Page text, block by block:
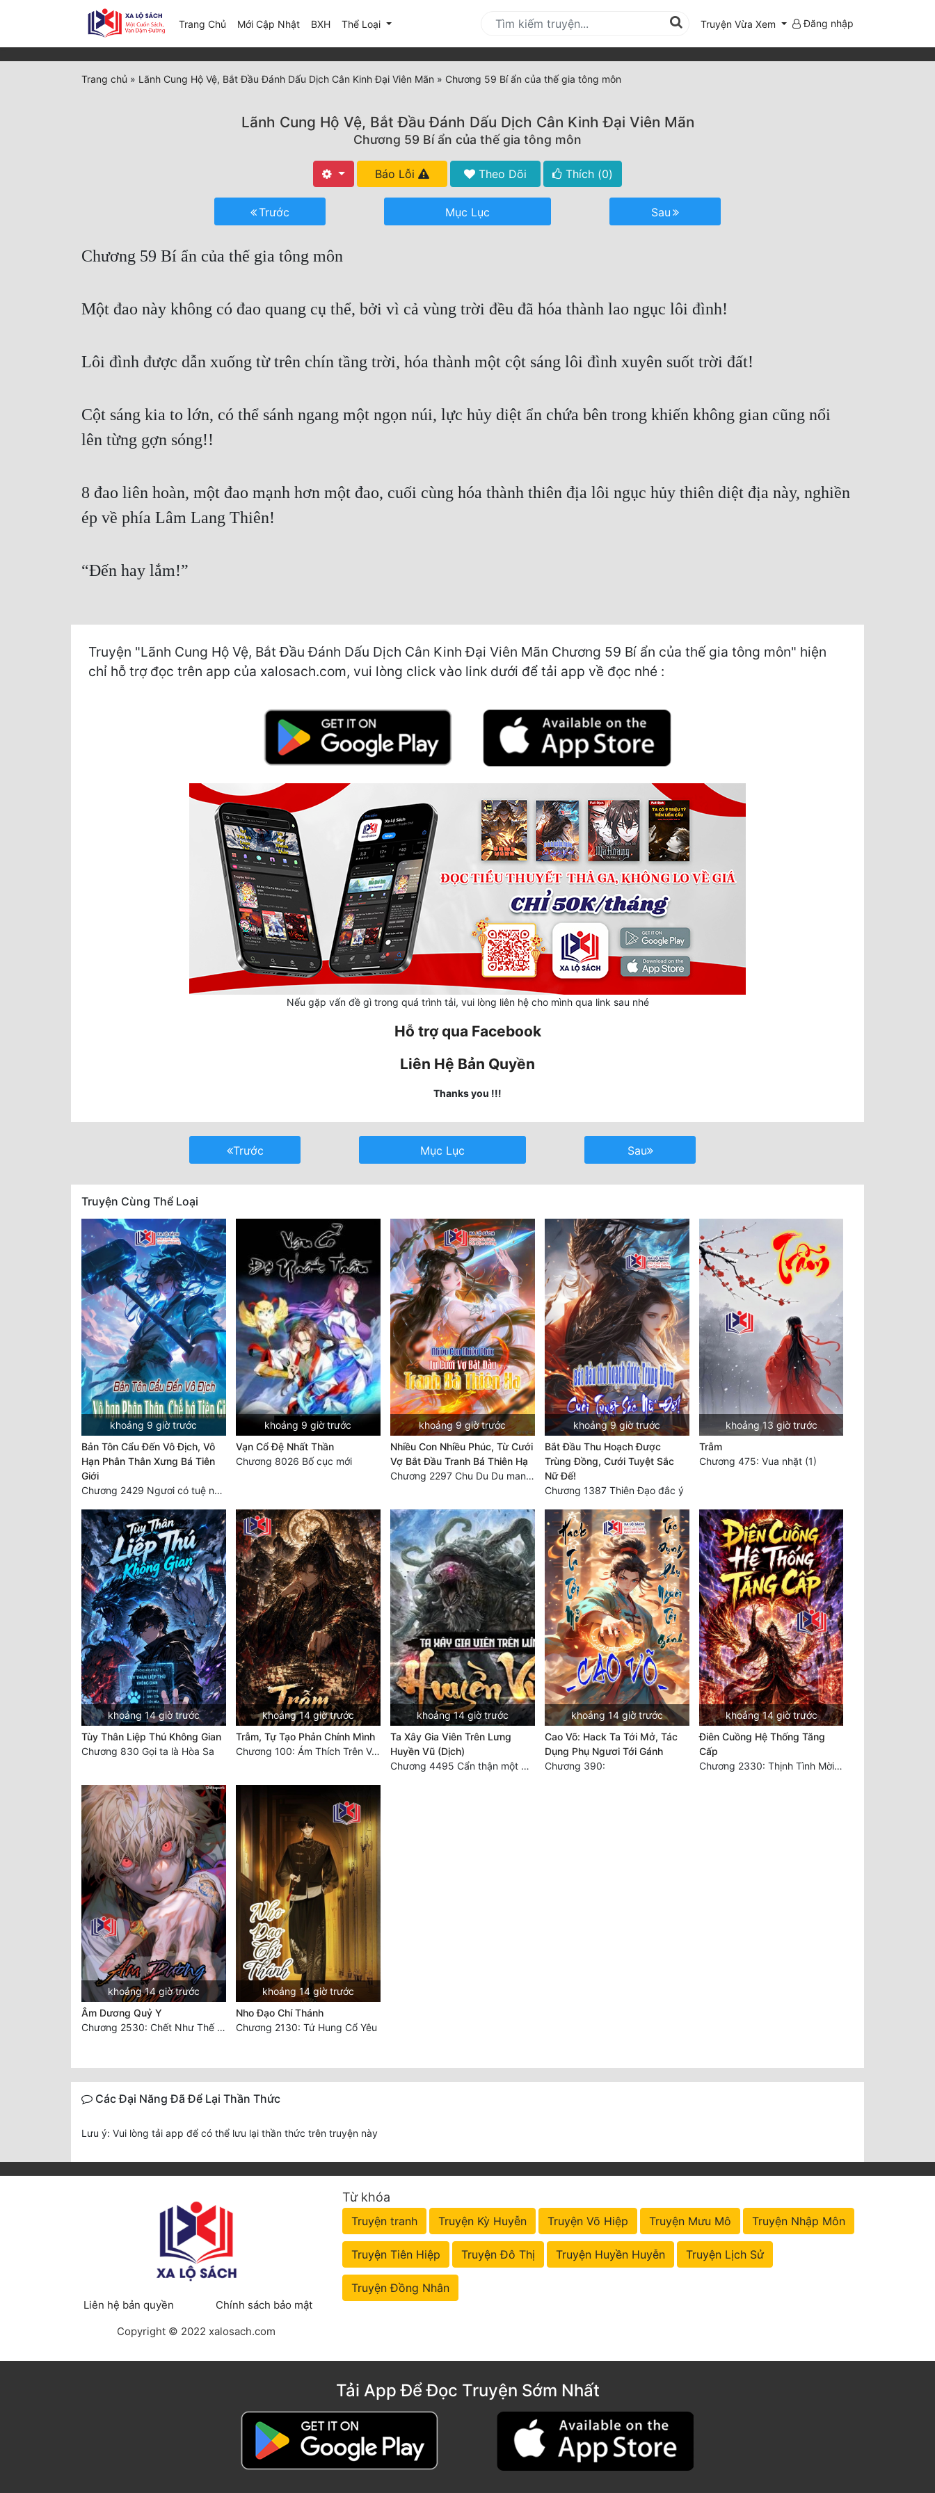
Trang Chủ Mới Cập Nhật(current)
BXH Thể Loại Truyện Vừa Xem Đăng nhập
Trang chủ » Lãnh Cung Hộ Vệ, Bắt Đầu Đánh Dấu Dịch Cân Kinh Đại Viên Mãn » Chương 59 Bí ẩn của thế gia tông môn
Lãnh Cung Hộ Vệ, Bắt Đầu Đánh Dấu Dịch Cân Kinh Đại Viên Mãn
Chương 59 Bí ẩn của thế gia tông môn
Báo Lỗi Theo Dõi Thích (0)
Trước Mục Lục Sau
Chương 59 Bí ẩn của thế gia tông môn
Một đao này không có đao quang cụ thể, bởi vì cả vùng trời đều đã hóa thành lao ngục lôi đình!
Lôi đình được dẫn xuống từ trên chín tầng trời, hóa thành một cột sáng lôi đình xuyên suốt trời đất!
Cột sáng kia to lớn, có thể sánh ngang một ngọn núi, lực hủy diệt ẩn chứa bên trong khiến không gian cũng nổi
lên từng gợn sóng!!
8 đao liên hoàn, một đao mạnh hơn một đao, cuối cùng hóa thành thiên địa lôi ngục hủy thiên diệt địa này, nghiền
ép về phía Lâm Lang Thiên!
“Đến hay lắm!”
Truyện "Lãnh Cung Hộ Vệ, Bắt Đầu Đánh Dấu Dịch Cân Kinh Đại Viên Mãn Chương 59 Bí ẩn của thế gia tông môn" hiện
chỉ hỗ trợ đọc trên app của xalosach.com, vui lòng click vào link dưới để tải app về đọc nhé :
Nếu gặp vấn đề gì trong quá trình tải, vui lòng liên hệ cho mình qua link sau nhé
Hỗ trợ qua Facebook
Liên Hệ Bản Quyền
Thanks you !!!
Trước Mục Lục Sau
Truyện Cùng Thể Loại
khoảng 9 giờ trước
Bản Tôn Cẩu Đến Vô Địch, Vô
Hạn Phân Thân Xưng Bá Tiên
Giới
Chương 2429 Ngươi có tuệ nhãn? Ta có...
khoảng 9 giờ trước
Vạn Cổ Đệ Nhất Thần
Chương 8026 Bố cục mới
khoảng 9 giờ trước
Nhiều Con Nhiều Phúc, Từ Cưới
Vợ Bắt Đầu Tranh Bá Thiên Hạ
Chương 2297 Chu Du Du mang thai
khoảng 9 giờ trước
Bắt Đầu Thu Hoạch Được
Trùng Đồng, Cưới Tuyệt Sắc
Nữ Đế!
Chương 1387 Thiên Đạo đắc ý
khoảng 13 giờ trước
Trẫm
Chương 475: Vua nhặt (1)
khoảng 14 giờ trước
Tùy Thân Liệp Thú Không Gian
Chương 830 Gọi ta là Hòa Sa
khoảng 14 giờ trước
Trẫm, Tự Tạo Phản Chính Mình
Chương 100: Ám Thích Trên Vân Sơn
khoảng 14 giờ trước
Ta Xây Gia Viên Trên Lưng
Huyền Vũ (Dịch)
Chương 4495 Cẩn thận một chút vẫn là tốt.
khoảng 14 giờ trước
Cao Võ: Hack Ta Tới Mở, Tác
Dụng Phụ Ngươi Tới Gánh
Chương 390:
khoảng 14 giờ trước
Điên Cuồng Hệ Thống Tăng
Cấp
Chương 2330: Thịnh Tình Mời Chào
khoảng 14 giờ trước
Âm Dương Quỷ Y
Chương 2530: Chết Như Thế Nào
khoảng 14 giờ trước
Nho Đạo Chí Thánh
Chương 2130: Tứ Hung Cổ Yêu
Các Đại Năng Đã Để Lại Thần Thức
Lưu ý: Vui lòng tải app để có thể lưu lại thần thức trên truyện này
Liên hệ bản quyền
Chính sách bảo mật
Copyright © 2022 xalosach.com
Từ khóa
Truyện tranh Truyện Kỳ Huyễn Truyện Võ Hiệp Truyện Mưu Mô Truyện Nhập Môn
Truyện Tiên Hiệp Truyện Đô Thị Truyện Huyền Huyễn Truyện Lịch Sử
Truyện Đồng Nhân
Tải App Để Đọc Truyện Sớm Nhất